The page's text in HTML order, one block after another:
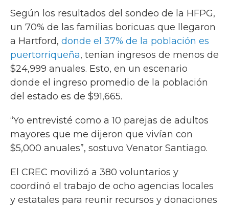
Según los resultados del sondeo de la HFPG,
un 70% de las familias boricuas que llegaron
a Hartford, donde el 37% de la población es
puertorriqueña, tenían ingresos de menos de
$24,999 anuales. Esto, en un escenario
donde el ingreso promedio de la población
del estado es de $91,665.
“Yo entrevisté como a 10 parejas de adultos
mayores que me dijeron que vivían con
$5,000 anuales”, sostuvo Venator Santiago.
El CREC movilizó a 380 voluntarios y
coordinó el trabajo de ocho agencias locales
y estatales para reunir recursos y donaciones